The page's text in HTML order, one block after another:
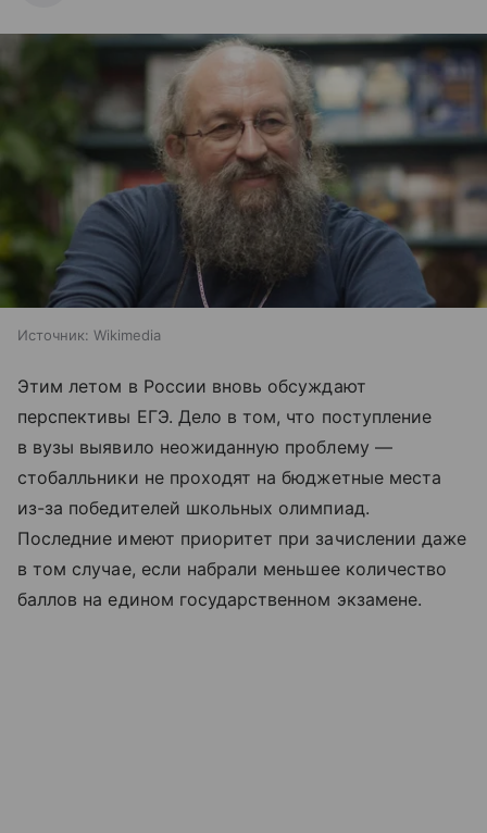
Источник: Wikimedia
Этим летом в России вновь обсуждают
перспективы ЕГЭ. Дело в том, что поступление
в вузы выявило неожиданную проблему —
стобалльники не проходят на бюджетные места
из-за победителей школьных олимпиад.
Последние имеют приоритет при зачислении даже
в том случае, если набрали меньшее количество
баллов на едином государственном экзамене.